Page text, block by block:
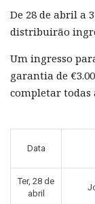
De 28 de abril a
distribuirão
Um ingresso
garantia de
completar todas
Data
Ter, 28 de
abril